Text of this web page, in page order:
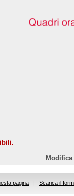
Modifica
pagina | Scarica il